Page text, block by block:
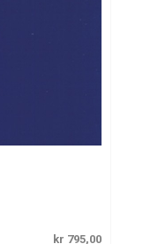
kr 795,00